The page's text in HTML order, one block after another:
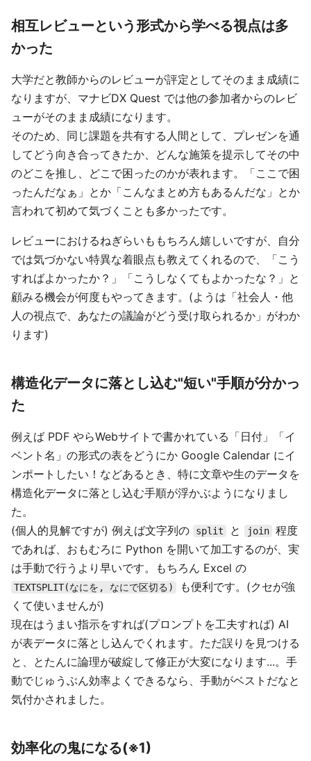
相互レビューという形式から学べる視点は多
かった
大学だと教師からのレビューが評定としてそのまま成績に
なりますが、マナビDX Quest では他の参加者からのレビ
ューがそのまま成績になります。
そのため、同じ課題を共有する人間として、プレゼンを通
してどう向き合ってきたか、どんな施策を提示してその中
のどこを推し、どこで困ったのかが表れます。「ここで困
ったんだなぁ」とか「こんなまとめ方もあるんだな」とか
言われて初めて気づくことも多かったです。
レビューにおけるねぎらいももちろん嬉しいですが、自分
では気づかない特異な着眼点も教えてくれるので、「こう
すればよかったか？」「こうしなくてもよかったな？」と
顧みる機会が何度もやってきます。(ようは「社会人・他
人の視点で、あなたの議論がどう受け取られるか」がわか
ります)
構造化データに落とし込む"短い"手順が分かっ
た
例えば PDF やらWebサイトで書かれている「日付」「イ
ベント名」の形式の表をどうにか Google Calendar にイ
ンポートしたい！などあるとき、特に文章や生のデータを
構造化データに落とし込む手順が浮かぶようになりまし
た。
(個人的見解ですが) 例えば文字列の
split と join 程度
であれば、おもむろに Python を開いて加工するのが、実
は手動で行うより早いです。もちろん Excel の
TEXTSPLIT(なにを, なにで区切る)
も便利です。(クセが強
くて使いませんが)
現在はうまい指示をすれば(プロンプトを工夫すれば) AI
が表データに落とし込んでくれます。ただ誤りを見つける
と、とたんに論理が破綻して修正が大変になります...。手
動でじゅうぶん効率よくできるなら、手動がベストだなと
気付かされました。
効率化の鬼になる(※1)